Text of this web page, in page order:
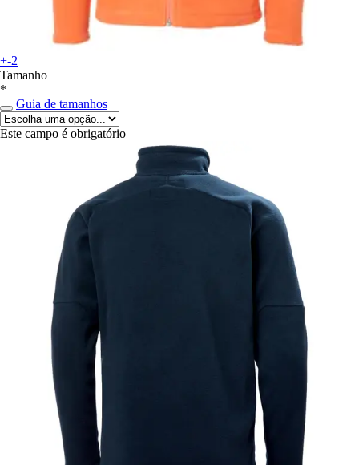
+-2
Tamanho
*
Guia de tamanhos
Este campo é obrigatório